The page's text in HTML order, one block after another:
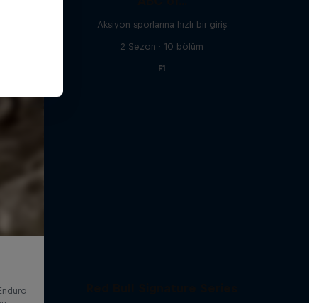
Aksiyon sporlarına hızlı bir giriş
2 Sezon · 10 bölüm
F1